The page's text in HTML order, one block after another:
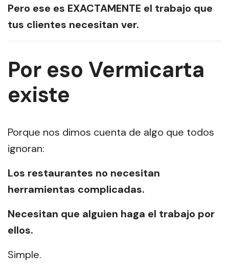
Pero ese es EXACTAMENTE el trabajo que
tus clientes necesitan ver.
Por eso Vermicarta
existe
Porque nos dimos cuenta de algo que todos
ignoran:
Los restaurantes no necesitan
herramientas complicadas.
Necesitan que alguien haga el trabajo por
ellos.
Simple.